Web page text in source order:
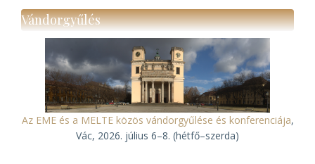
Vándorgyűlés
Az EME és a MELTE közös vándorgyűlése és konferenciája,
Vác, 2026. július 6–8. (hétfő–szerda)